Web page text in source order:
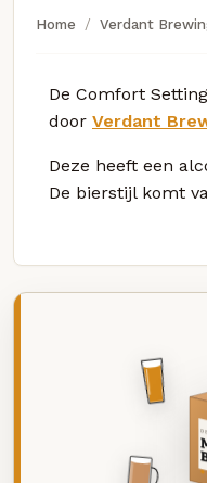
Home Verdant
De Comfort
door Verdant
Deze heeft een
De bierstijl komt